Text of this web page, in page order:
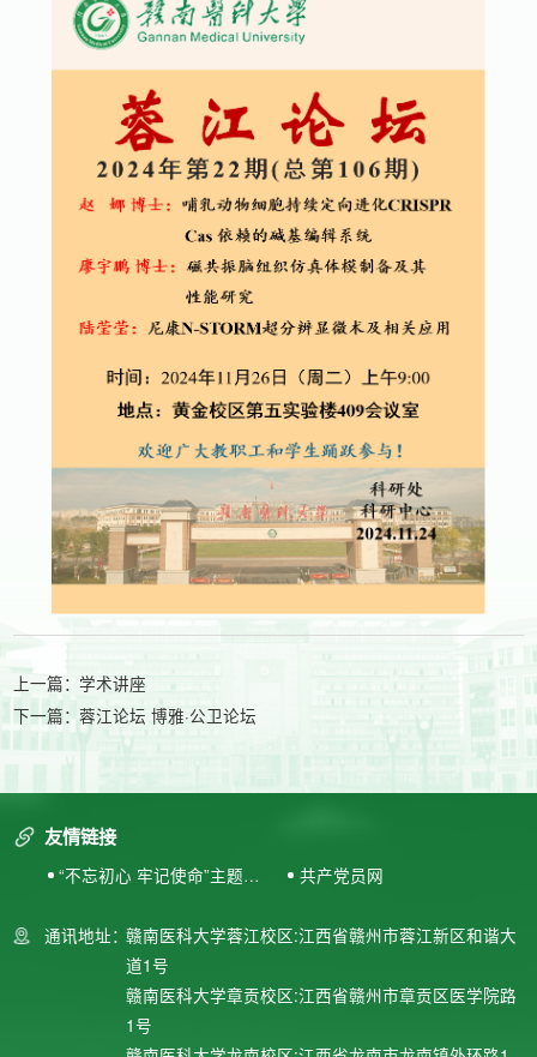
上一篇：学术讲座
下一篇：蓉江论坛 博雅·公卫论坛
友情链接
“不忘初心 牢记使命”主题教
共产党员网
通讯地址：赣南医科大学蓉江校区:江西省赣州市蓉江新区和谐大
道1号
赣南医科大学章贡校区:江西省赣州市章贡区医学院路
1号